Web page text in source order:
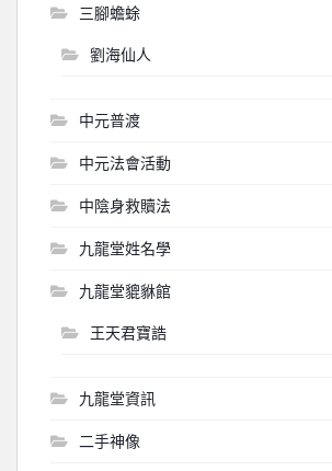
三腳蟾蜍
劉海仙人
中元普渡
中元法會活動
中陰身救贖法
九龍堂姓名學
九龍堂貔貅館
王天君寶誥
九龍堂資訊
二手神像